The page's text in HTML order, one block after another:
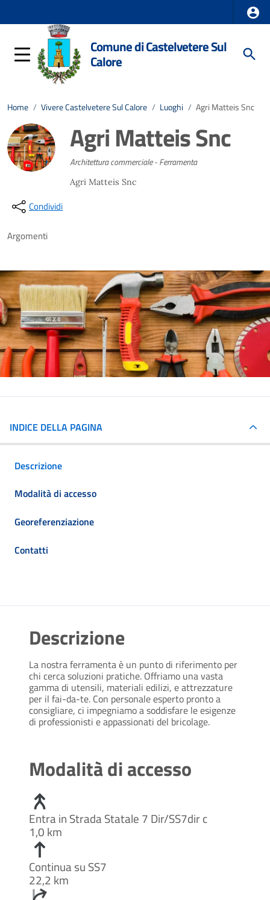
Comune di Castelvetere Sul
Calore
Home / Vivere Castelvetere Sul Calore / Luoghi / Agri Matteis Snc
Agri Matteis Snc
Architettura commerciale - Ferramenta
Agri Matteis Snc
Condividi
Argomenti
INDICE DELLA PAGINA
Descrizione
Modalità di accesso
Georeferenziazione
Contatti
Descrizione
La nostra ferramenta è un punto di riferimento per
chi cerca soluzioni pratiche. Offriamo una vasta
gamma di utensili, materiali edilizi, e attrezzature
per il fai-da-te. Con personale esperto pronto a
consigliare, ci impegniamo a soddisfare le esigenze
di professionisti e appassionati del bricolage.
Modalità di accesso
Entra in Strada Statale 7 Dir/SS7dir c
1,0 km
Continua su SS7
22,2 km